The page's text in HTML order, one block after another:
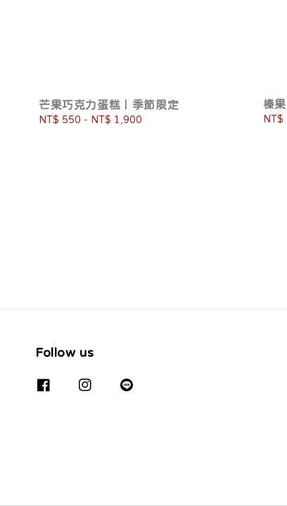
芒果巧克力蛋糕｜季節限定
Regular
NT$ 550 - NT$ 1,900
榛
NT$
Follow us